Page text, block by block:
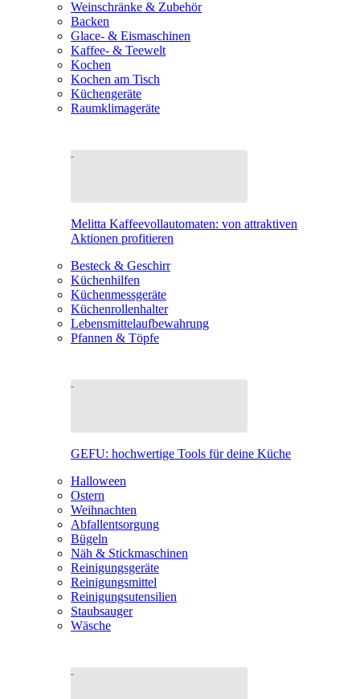
Weinschränke & Zubehör
Backen
Glace- & Eismaschinen
Kaffee- & Teewelt
Kochen
Kochen am Tisch
Küchengeräte
Raumklimageräte
Melitta Kaffeevollautomaten: von attraktiven
Aktionen profitieren
Besteck & Geschirr
Küchenhilfen
Küchenmessgeräte
Küchenrollenhalter
Lebensmittelaufbewahrung
Pfannen & Töpfe
GEFU: hochwertige Tools für deine Küche
Halloween
Ostern
Weihnachten
Abfallentsorgung
Bügeln
Näh & Stickmaschinen
Reinigungsgeräte
Reinigungsmittel
Reinigungsutensilien
Staubsauger
Wäsche